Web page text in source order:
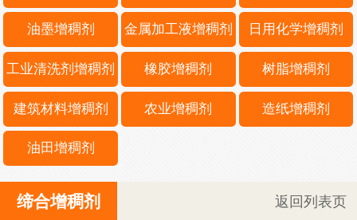
油墨增稠剂 金属加工液增稠剂 日用化学增稠剂
工业清洗剂增稠剂 橡胶增稠剂 树脂增稠剂
建筑材料增稠剂 农业增稠剂 造纸增稠剂
油田增稠剂
缔合增稠剂 返回列表页